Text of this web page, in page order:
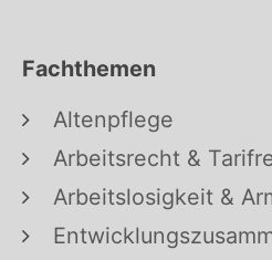
Fachthemen
Altenpflege
Arbeitsrecht &
Arbeitslosigkeit &